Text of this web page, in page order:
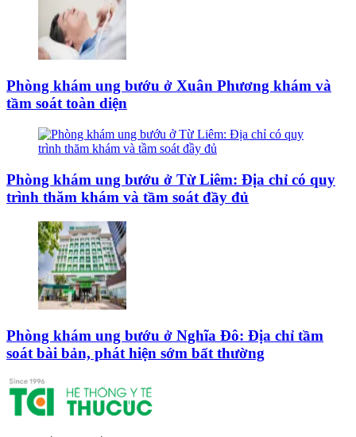
Phòng khám ung bướu ở Xuân Phương khám và
tầm soát toàn diện
Phòng khám ung bướu ở Từ Liêm: Địa chỉ có quy
trình thăm khám và tầm soát đầy đủ
Phòng khám ung bướu ở Nghĩa Đô: Địa chỉ tầm
soát bài bản, phát hiện sớm bất thường